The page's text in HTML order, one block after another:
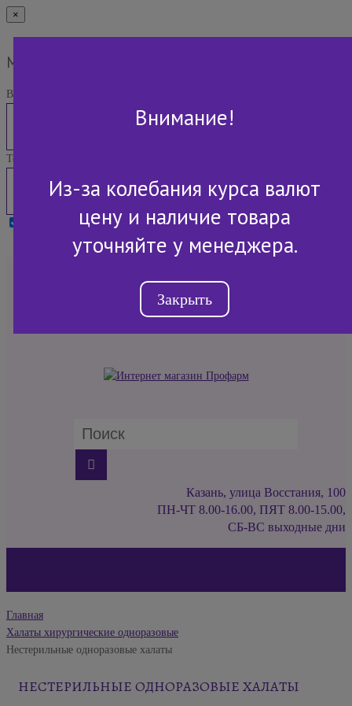
×
Мы Вам перезвоним
Ваше имя:
Телефон:
Я принимаю условия Политики конфиденциальности
+7 (843) 2-507-607
Казань, улица Восстания, 100
ПН-ЧТ 8.00-16.00, ПЯТ 8.00-15.00,
СБ-ВС выходные дни
Главная
Халаты хирургические одноразовые
Нестерильные одноразовые халаты
НЕСТЕРИЛЬНЫЕ ОДНОРАЗОВЫЕ ХАЛАТЫ
Внимание!
Из-за колебания курса валют
цену и наличие товара
уточняйте у менеджера.
Закрыть